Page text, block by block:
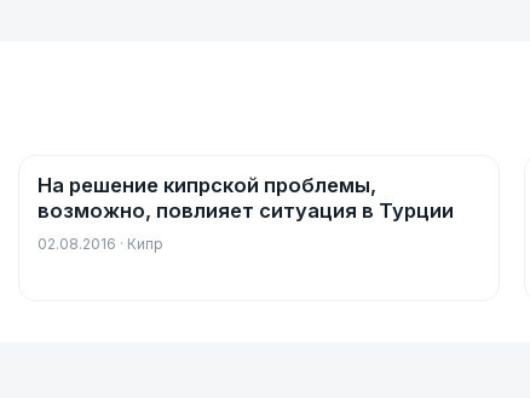
Новости
На решение кипрской проблемы,
возможно, повлияет ситуация в Турции
02.08.2016 · Кипр